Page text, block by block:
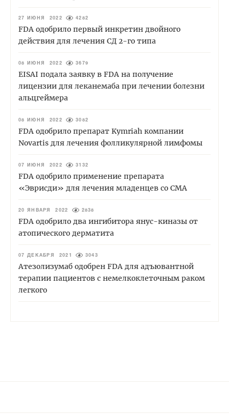
27 ИЮНЯ 2022 4282
FDA одобрило первый инкретин двойного
действия для лечения СД 2-го типа
08 ИЮНЯ 2022 3679
EISAI подала заявку в FDA на получение
лицензии для леканемаба при лечении болезни
альцгеймера
08 ИЮНЯ 2022 3082
FDA одобрило препарат Kymriah компании
Novartis для лечения фолликулярной лимфомы
07 ИЮНЯ 2022 3132
FDA одобрило применение препарата
«Эврисди» для лечения младенцев со СМА
20 ЯНВАРЯ 2022 2838
FDA одобрило два ингибитора янус-киназы от
атопического дерматита
07 ДЕКАБРЯ 2021 3043
Атезолизумаб одобрен FDA для адъювантной
терапии пациентов с немелкоклеточным раком
легкого